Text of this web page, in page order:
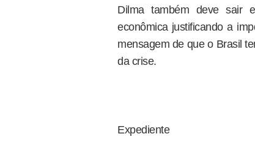
Dilma também deve sair
econômica justificando a
mensagem de que o Brasil
da crise.
Expediente